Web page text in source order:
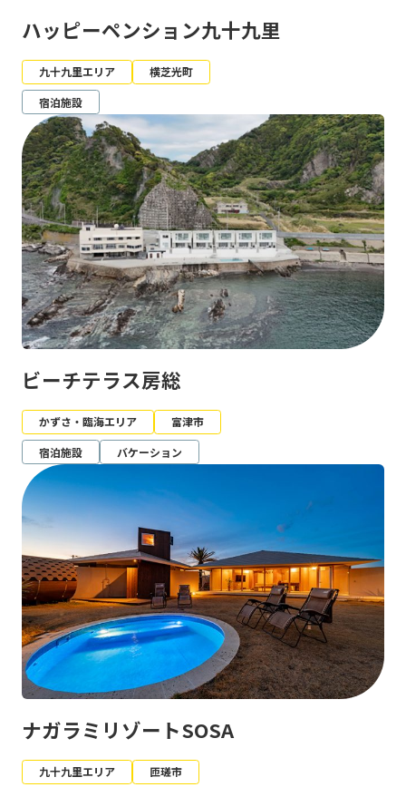
ハッピーペンション九十九里
九十九里エリア
横芝光町
宿泊施設
ビーチテラス房総
かずさ・臨海エリア
富津市
宿泊施設
バケーション
ナガラミリゾートSOSA
九十九里エリア 匝瑳市